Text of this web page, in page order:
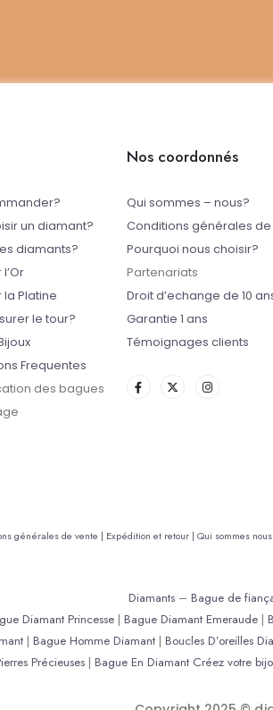
un diamant?
diamants?
la Platine
le tour?
Frequentes
des bagues
Nos coordonnés
Qui sommes – nous?
Conditions générales
Pourquoi nous choisir?
Partenariats
Droit d’echange de 10
Garantie 1 ans
Témoignages clients
générales de vente | Expédition et retour | Qui sommes
Diamants– Bague de
Diamant Princesse| Bague Diamant Emeraude|
| Bague Homme Diamant | Boucles D’oreilles
Précieuses| Bague En Diamant Créez votre